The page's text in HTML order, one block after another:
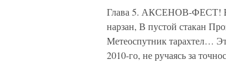
Глава 5. АКСЕНОВ-ФЕСТ!
нарзан, В пустой стакан
Метеоспутник тарахтел…
2010-го, не ручаясь за